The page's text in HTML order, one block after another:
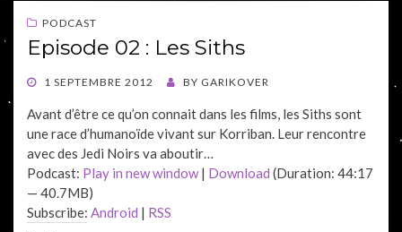
PODCAST
Episode 02 : Les Siths
POSTED
1 SEPTEMBRE 2012 BY GARIKOVER
Avant d’être ce qu’on connait dans les films, les Siths sont
une race d’humanoïde vivant sur Korriban. Leur rencontre
avec des Jedi Noirs va aboutir…
Podcast: Play in new window| Download (Duration: 44:17
— 40.7MB)
Subscribe: Android | RSS